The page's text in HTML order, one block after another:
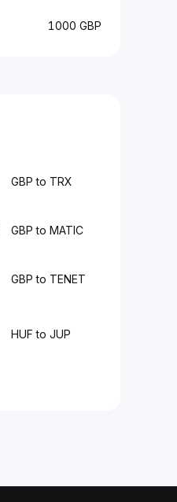
1000 GBP
GBP to TRX
GBP to MATIC
GBP to TENET
HUF to JUP